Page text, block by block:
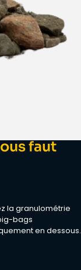
faut
la granulométrie
bags
en dessous.